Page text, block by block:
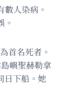
人染病。
首名死者。
嶼聖赫勒拿
日下船。她